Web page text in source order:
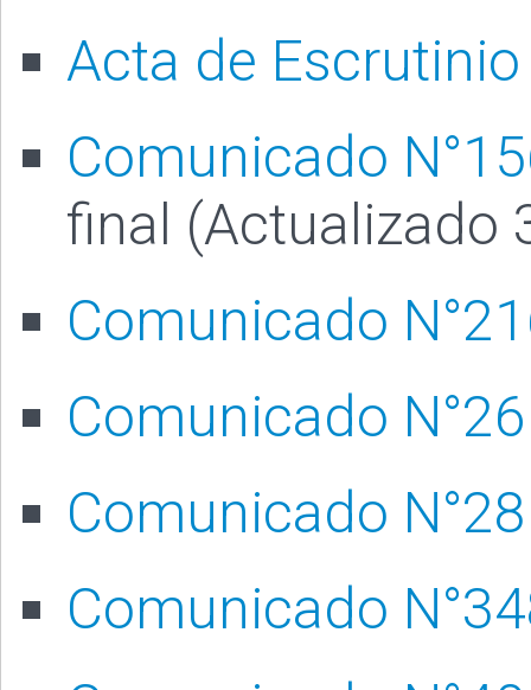
Acta de Escrutinio
Comunicado
final (Actualizado
Comunicado
Comunicado
Comunicado
Comunicado